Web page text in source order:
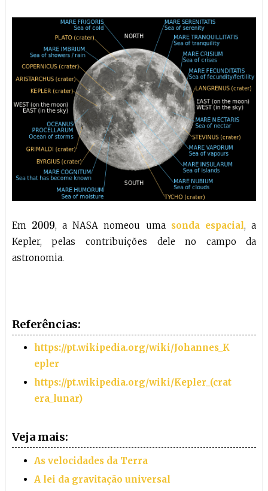
Em 2009, a NASA nomeou uma sonda espacial, a
Kepler, pelas contribuições dele no campo da
astronomia.
Referências:
https://pt.wikipedia.org/wiki/Johannes_K
epler
https://pt.wikipedia.org/wiki/Kepler_(crat
era_lunar)
Veja mais:
As velocidades da Terra
A lei da gravitação universal